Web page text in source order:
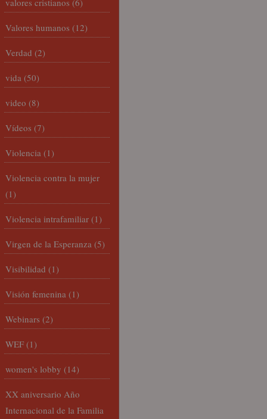
valores cristianos (6)
Valores humanos (12)
Verdad (2)
vida (50)
video (8)
Vídeos (7)
Violencia (1)
Violencia contra la mujer
(1)
Violencia intrafamiliar (1)
Virgen de la Esperanza (5)
Visibilidad (1)
Visión femenina (1)
Webinars (2)
WEF (1)
women's lobby (14)
XX aniversario Año
Internacional de la Familia